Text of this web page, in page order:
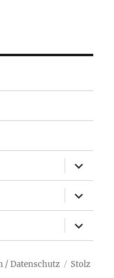
öffnen
öffnen
öffnen
/ Datenschutz
Stolz